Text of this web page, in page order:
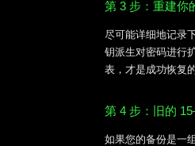
第 3 步：重建你
尽可能详细地记录
钥派生对密码进行
表，才是成功恢复
第 4 步：旧的
如果您的备份是一